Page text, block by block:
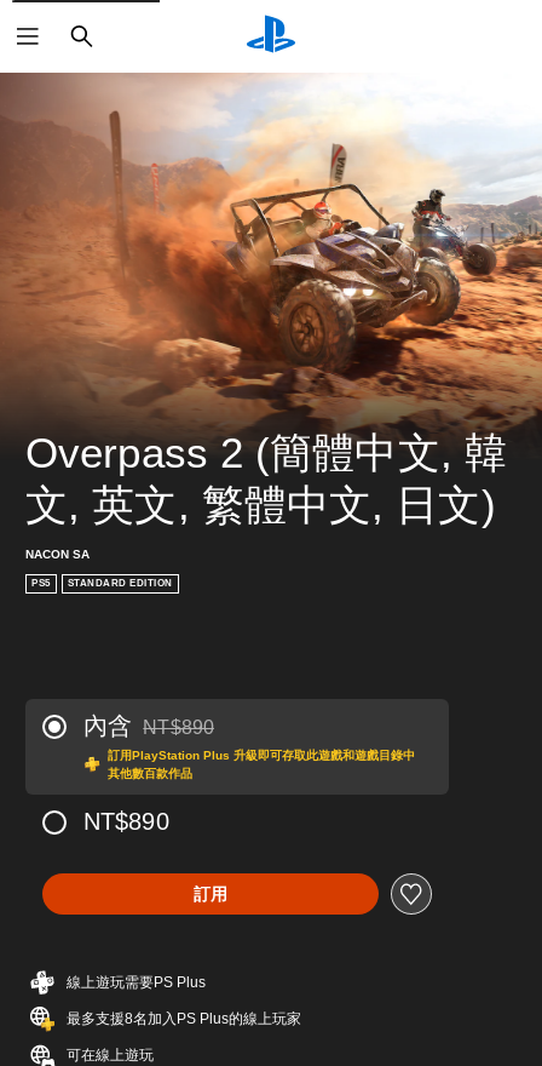
搜
尋
Overpass 2 (簡體中文, 韓
文, 英文, 繁體中文, 日文)
NACON SA
PS5 STANDARD EDITION
內含 折扣前原價為NT$890
NT$890
訂用PlayStation Plus 升級即可存取此遊戲和遊戲目錄中
其他數百款作品
NT$890
訂用
線上遊玩需要PS Plus
最多支援8名加入PS Plus的線上玩家
可在線上遊玩